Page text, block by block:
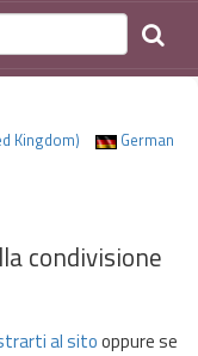
Kingdom) German
condivisione
al sitooppure se